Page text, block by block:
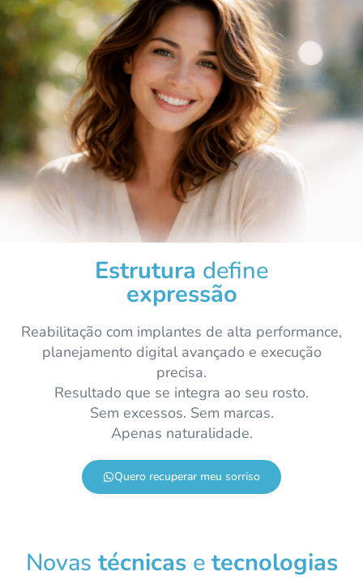
Estrutura define
expressão
Reabilitação com implantes de alta performance,
planejamento digital avançado e execução
precisa.
Resultado que se integra ao seu rosto.
Sem excessos. Sem marcas.
Apenas naturalidade.
Quero recuperar meu sorriso
Novastécnicas etecnologias